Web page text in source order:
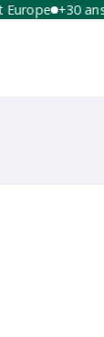
+30 ans